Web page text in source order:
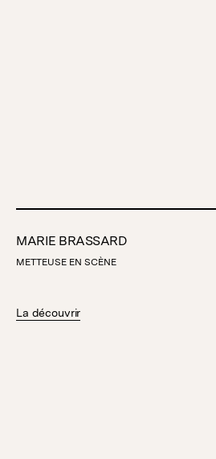
MARIE BRASSARD
METTEUSE EN SCÈNE
La découvrir